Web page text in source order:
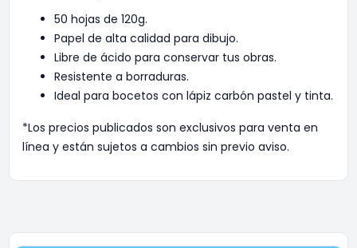
50 hojas de 120g.
Papel de alta calidad para dibujo.
Libre de ácido para conservar tus obras.
Resistente a borraduras.
Ideal para bocetos con lápiz carbón pastel y tinta.
*Los precios publicados son exclusivos para venta en
línea y están sujetos a cambios sin previo aviso.